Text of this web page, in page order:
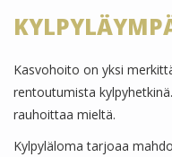
Kasvohoito on yksi
rentoutumista
rauhoittaa mieltä.
Kylpyläloma tarjoaa